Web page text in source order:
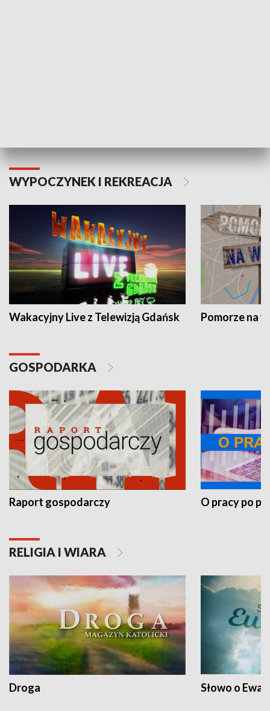
WYPOCZYNEK I REKREACJA
Wakacyjny Live z Telewizją Gdańsk Pomorze na
GOSPODARKA
Raport gospodarczy O pracy po
RELIGIA I WIARA
Droga Słowo o